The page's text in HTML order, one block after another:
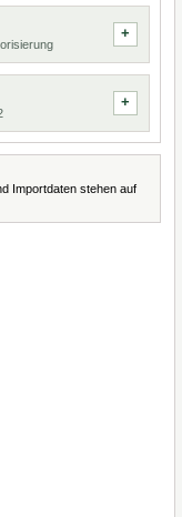
Importdaten stehen auf